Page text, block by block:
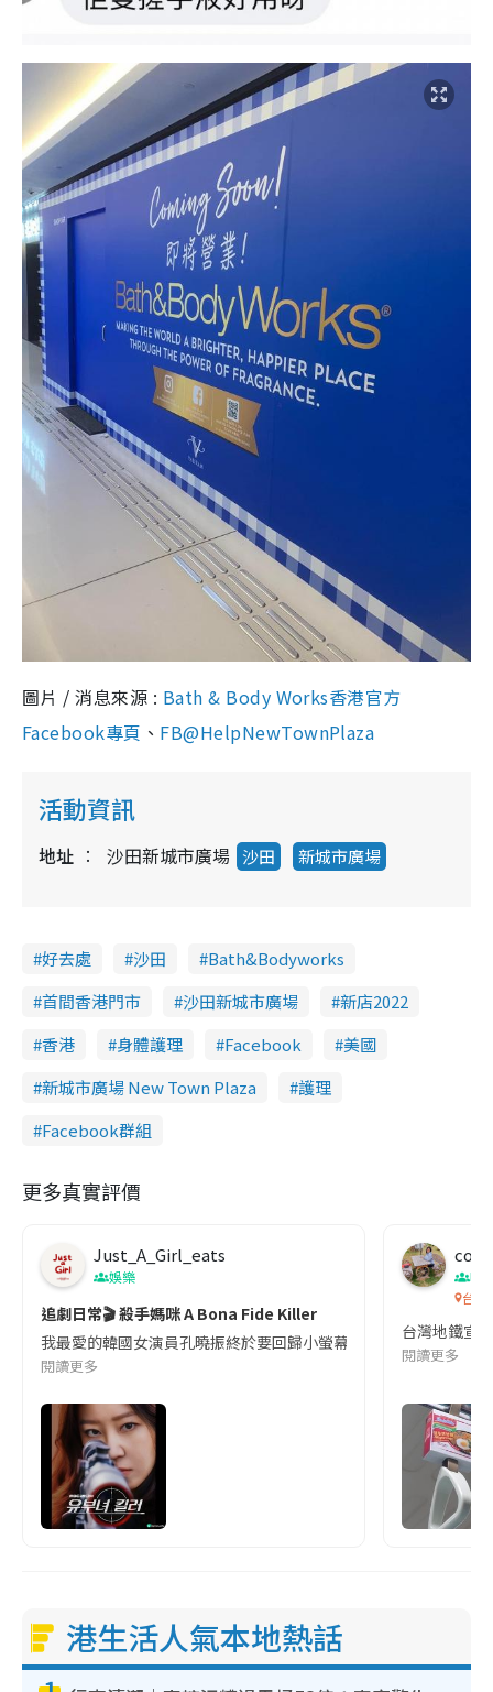
圖片 / 消息來源 : Bath & Body Works香港官方
Facebook專頁 、 FB@HelpNewTownPlaza
活動資訊
地址 沙田新城市廣場 沙田 新城市廣場
好去處 沙田
Bath&Bodyworks
首間香港門市
沙田新城市廣場
新店2022
香港
身體護理 Facebook
美國
新城市廣場 New Town Plaza
護理
Facebook群組
更多真實評價
Just_A_Girl_eats
娛樂
追劇日常🎬 殺手媽咪 A Bona Fide Killer
我最愛的韓國女演員孔曉振終於要回歸小螢幕啦!這次的劇本改編
閱讀更多
co
吹
台灣
台灣地鐵宣
閱讀更多
港生活人氣本地熱話